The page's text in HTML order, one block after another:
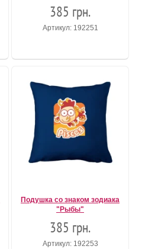
385 грн.
Артикул: 192251
Подушка со знаком зодиака
"Рыбы"
385 грн.
Артикул: 192253